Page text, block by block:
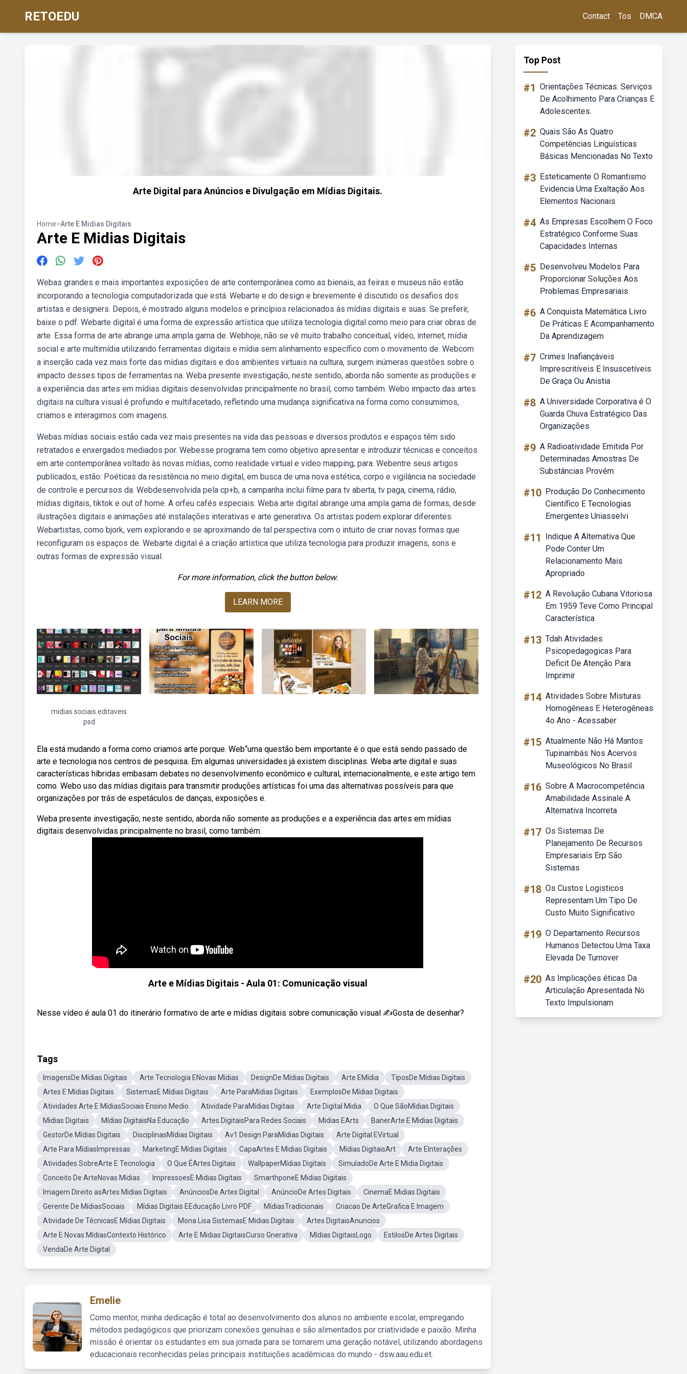
RETOEDU Contact Tos DMCA
Arte Digital para Anúncios e Divulgação em Mídias Digitais.
Home>Arte E Midias Digitais
Arte E Midias Digitais
Webas grandes e mais importantes exposições de arte contemporânea como as bienais, as feiras e museus não estão
incorporando a tecnologia computadorizada que está. Webarte e do design e brevemente é discutido os desafios dos
artistas e designers. Depois, é mostrado alguns modelos e princípios relacionados às mídias digitais e suas. Se preferir,
baixe o pdf. Webarte digital é uma forma de expressão artística que utiliza tecnologia digital como meio para criar obras de
arte. Essa forma de arte abrange uma ampla gama de. Webhoje, não se vê muito trabalho conceitual, vídeo, internet, mídia
social e arte multimídia utilizando ferramentas digitais e mídia sem alinhamento específico com o movimento de. Webcom
a inserção cada vez mais forte das mídias digitais e dos ambientes virtuais na cultura, surgem inúmeras questões sobre o
impacto desses tipos de ferramentas na. Weba presente investigação, neste sentido, aborda não somente as produções e
a experiência das artes em mídias digitais desenvolvidas principalmente no brasil, como também. Webo impacto das artes
digitais na cultura visual é profundo e multifacetado, refletindo uma mudança significativa na forma como consumimos,
criamos e interagimos com imagens.
Webas mídias sociais estão cada vez mais presentes na vida das pessoas e diversos produtos e espaços têm sido
retratados e enxergados mediados por. Webesse programa tem como objetivo apresentar e introduzir técnicas e conceitos
em arte contemporânea voltado às novas mídias, como realidade virtual e video mapping, para. Webentre seus artigos
publicados, estão: Poéticas da resistência no meio digital, em busca de uma nova estética, corpo e vigilância na sociedade
de controle e percursos da. Webdesenvolvida pela cp+b, a campanha inclui filme para tv aberta, tv paga, cinema, rádio,
mídias digitais, tiktok e out of home. A orfeu cafés especiais. Weba arte digital abrange uma ampla gama de formas, desde
ilustrações digitais e animações até instalações interativas e arte generativa. Os artistas podem explorar diferentes.
Webartistas, como bjork, vem explorando e se aproximando de tal perspectiva com o intuito de criar novas formas que
reconfiguram os espaços de. Webarte digital é a criação artística que utiliza tecnologia para produzir imagens, sons e
outras formas de expressão visual.
For more information, click the button below.
LEARN MORE
midias sociais editaveis
psd
Ela está mudando a forma como criamos arte porque. Web“uma questão bem importante é o que está sendo passado de
arte e tecnologia nos centros de pesquisa. Em algumas universidades já existem disciplinas. Weba arte digital e suas
características híbridas embasam debates no desenvolvimento econômico e cultural, internacionalmente, e este artigo tem
como. Webo uso das mídias digitais para transmitir produções artísticas foi uma das alternativas possíveis para que
organizações por trás de espetáculos de danças, exposições e.
Weba presente investigação, neste sentido, aborda não somente as produções e a experiência das artes em mídias
digitais desenvolvidas principalmente no brasil, como também.
Arte e Mídias Digitais - Aula 01: Comunicação visual
Nesse vídeo é aula 01 do itinerário formativo de arte e mídias digitais sobre comunicação visual ✍Gosta de desenhar?
Tags
ImagensDe Mídias Digitais Arte Tecnologia ENovas Mídias DesignDe Mídias Digitais Arte EMídia
TiposDe Mídias Digitais
Artes E Mídias Digitais
SistemasE Mídias Digitais Arte ParaMídias Digitais
ExemplosDe Mídias Digitais
Atividades Arte E MídiasSociais Ensino Medio
Atividade ParaMídias Digitais Arte Digital Midia
O Que SãoMídias Digitais
Midias Digitais
Mídias DigitaisNa Educação Artes DigitaisPara Redes Sociais Midias EArts
BanerArte E Midias Digitais
GestorDe Mídias Digitais
DisciplinasMídias Digitais Av1 Design ParaMídias Digitais
Arte Digital EVirtual
Arte Para MídiasImpressas
MarketingE Mídias Digitais CapaArtes E Midias Digitais Mídias DigitaisArt
Arte EInterações
Atividades SobreArte E Tecnologia
O Que ÉArtes Digitais WallpaperMídias Digitais
SimuladoDe Arte E Midia Digitais
Conceito De ArteNovas Mídias
ImpressoesE Midias Digitais
SmarthponeE Midias Digitais
Imagem Direito asArtes Midias Digitais
AnúnciosDe Artes Digital AnúncioDe Artes Digitais
CinemaE Midias Digitais
Gerente De MídiasSociais
Mídias Digitais EEducação Livro PDF MídiasTradicionais
Criacao De ArteGrafica E Imagem
Atividade De TécnicasE Mídias Digitais
Mona Lisa SistemasE Midias Digitais
Artes DigitaisAnuncios
Arte E Novas MídiasContexto Histórico
Arte E Midias DigitaisCurso Gnerativa Mídias DigitaisLogo
EstilosDe Artes Digitais
VendaDe Arte Digital
Emelie
Como mentor, minha dedicação é total ao desenvolvimento dos alunos no ambiente escolar, empregando
métodos pedagógicos que priorizam conexões genuínas e são alimentados por criatividade e paixão. Minha
missão é orientar os estudantes em sua jornada para se tornarem uma geração notável, utilizando abordagens
educacionais reconhecidas pelas principais instituições acadêmicas do mundo - dsw.aau.edu.et.
Top Post
#1 Orientações Técnicas: Serviços
De Acolhimento Para Crianças E
Adolescentes.
#2 Quais São As Quatro
Competências Linguísticas
Básicas Mencionadas No Texto
#3 Esteticamente O Romantismo
Evidencia Uma Exaltação Aos
Elementos Nacionais
#4 As Empresas Escolhem O Foco
Estratégico Conforme Suas
Capacidades Internas
#5 Desenvolveu Modelos Para
Proporcionar Soluções Aos
Problemas Empresariais
#6 A Conquista Matemática Livro
De Práticas E Acompanhamento
Da Aprendizagem
#7 Crimes Inafiançáveis
Imprescritíveis E Insuscetíveis
De Graça Ou Anistia
#8 A Universidade Corporativa é O
Guarda Chuva Estratégico Das
Organizações
#9 A Radioatividade Emitida Por
Determinadas Amostras De
Substâncias Provém
#10 Produção Do Conhecimento
Científico E Tecnologias
Emergentes Uniasselvi
#11
Indique A Alternativa Que
Pode Conter Um
Relacionamento Mais
Apropriado
#12 A Revolução Cubana Vitoriosa
Em 1959 Teve Como Principal
Característica
#13 Tdah Atividades
Psicopedagogicas Para
Deficit De Atenção Para
Imprimir
#14 Atividades Sobre Misturas
Homogêneas E Heterogêneas
4o Ano - Acessaber
#15 Atualmente Não Há Mantos
Tupinambás Nos Acervos
Museológicos No Brasil
#16 Sobre A Macrocompetência
Amabilidade Assinale A
Alternativa Incorreta
#17 Os Sistemas De
Planejamento De Recursos
Empresariais Erp São
Sistemas
#18 Os Custos Logisticos
Representam Um Tipo De
Custo Muito Significativo
#19 O Departamento Recursos
Humanos Detectou Uma Taxa
Elevada De Turnover
#20 As Implicações éticas Da
Articulação Apresentada No
Texto Impulsionam